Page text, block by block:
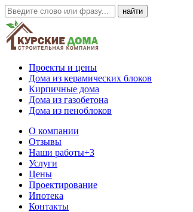
Проекты и цены
Дома из керамических блоков
Кирпичные дома
Дома из газобетона
Дома из пеноблоков
О компании
Отзывы
Наши работы+3
Услуги
Цены
Проектирование
Ипотека
Контакты